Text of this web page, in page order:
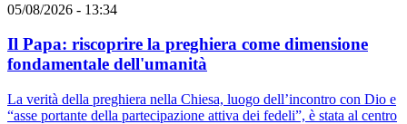
05/08/2026 - 13:34
Il Papa: riscoprire la preghiera come dimensione
fondamentale dell'umanità
La verità della preghiera nella Chiesa, luogo dell’incontro con Dio e
“asse portante della partecipazione attiva dei fedeli”, è stata al centro